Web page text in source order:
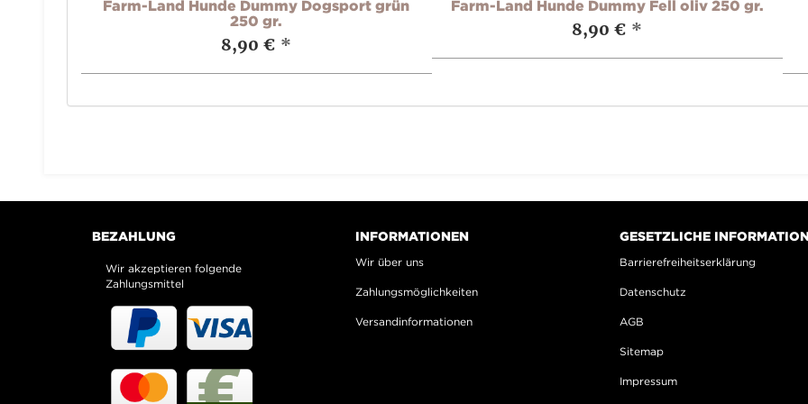
Farm-Land Hunde Dummy Dogsport grün
250 gr.
8,90 € *
Farm-Land Hunde Dummy Fell oliv 250 gr.
8,90 € *
BEZAHLUNG
Wir akzeptieren folgende
Zahlungsmittel
INFORMATIONEN
Wir über uns
Zahlungsmöglichkeiten
Versandinformationen
GESETZLICHE
Barrierefreiheitserklärung
Datenschutz
AGB
Sitemap
Impressum